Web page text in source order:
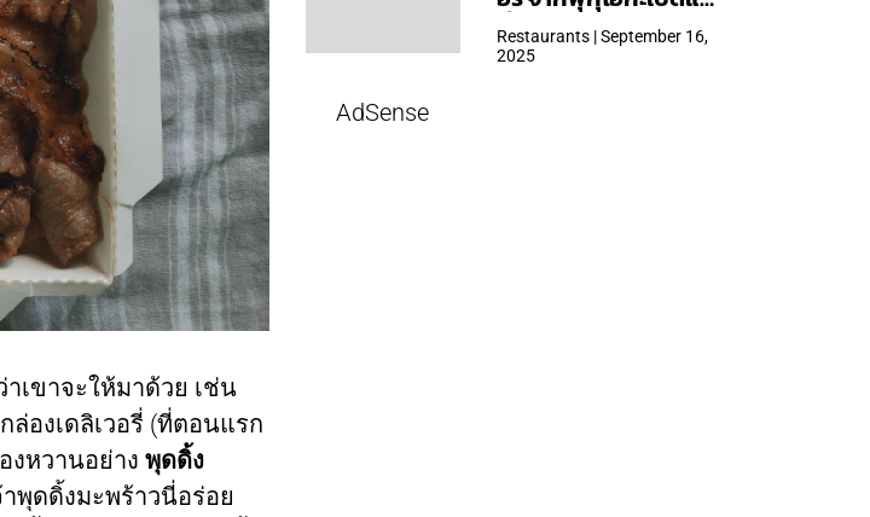
เขาจะให้มาด้วย เช่น
องเดลิเวอรี่ (ที่ตอนแรก
งหวานอย่าง พุดดิ้ง
พุดดิ้งมะพร้าวนี่อร่อย
ที่ Central Park
Restaurants | September 16,
2025
AdSense